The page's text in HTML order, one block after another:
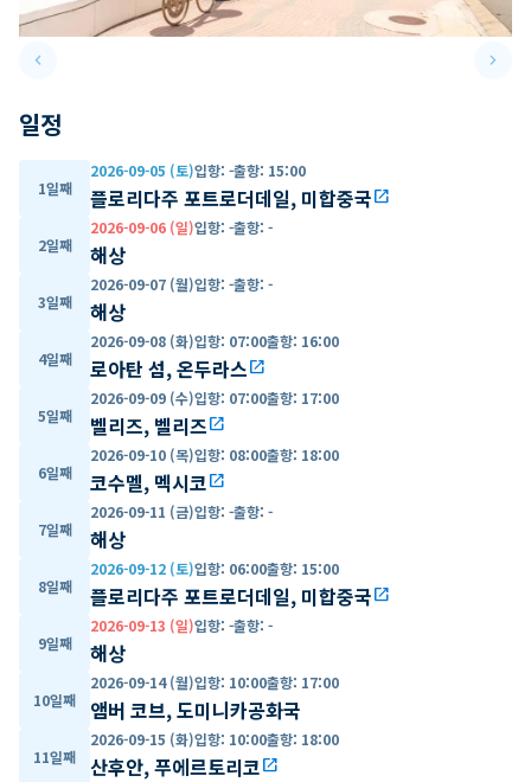
keyboard_arrow_leftPrevious slide keyboard_arrow_right
일정
1일째
2026-09-05 (토)입항: -출항: 15:00
플로리다주 포트로더데일, 미합중국open_in_new
2일째
2026-09-06 (일)입항: -출항: -
해상
3일째
2026-09-07 (월)입항: -출항: -
해상
4일째
2026-09-08 (화)입항: 07:00출항: 16:00
로아탄 섬, 온두라스open_in_new
5일째
2026-09-09 (수)입항: 07:00출항: 17:00
벨리즈, 벨리즈open_in_new
6일째
2026-09-10 (목)입항: 08:00출항: 18:00
코수멜, 멕시코open_in_new
7일째
2026-09-11 (금)입항: -출항: -
해상
8일째
2026-09-12 (토)입항: 06:00출항: 15:00
플로리다주 포트로더데일, 미합중국open_in_new
9일째
2026-09-13 (일)입항: -출항: -
해상
10일째
2026-09-14 (월)입항: 10:00출항: 17:00
앰버 코브, 도미니카공화국
11일째
2026-09-15 (화)입항: 10:00출항: 18:00
산후안, 푸에르토리코open_in_new